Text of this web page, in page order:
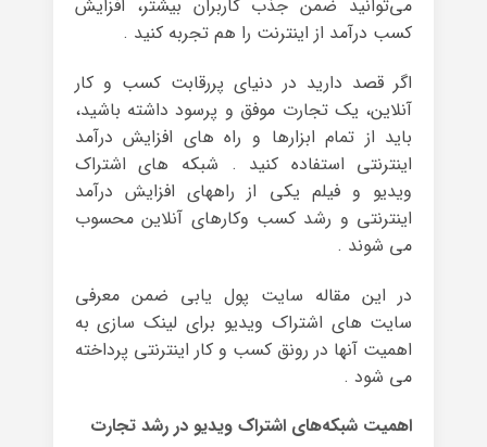
می‌توانید ضمن جذب کاربران بیشتر، افزایش
کسب درآمد از اینترنت را هم تجربه کنید .
اگر قصد دارید در دنیای پررقابت کسب و کار
آنلاین، یک تجارت موفق و پرسود داشته باشید،
باید از تمام ابزارها و راه های افزایش درآمد
اینترنتی استفاده کنید . شبکه های اشتراک
ویدیو و فیلم یکی از راههای افزایش درآمد
اینترنتی و رشد کسب وکارهای آنلاین محسوب
می شوند .
در این مقاله سایت پول یابی ضمن معرفی
سایت های اشتراک ویدیو برای لینک سازی به
اهمیت آنها در رونق کسب و کار اینترنتی پرداخته
می شود .
اهمیت شبکه‌های اشتراک ویدیو در رشد تجارت